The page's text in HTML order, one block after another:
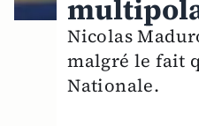
Nicolas
malgré le fait
Nationale.